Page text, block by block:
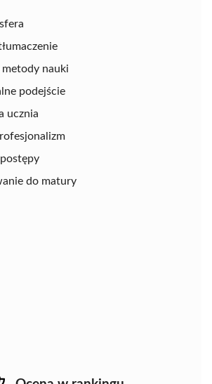
nauki
podejście
ucznia
do matury